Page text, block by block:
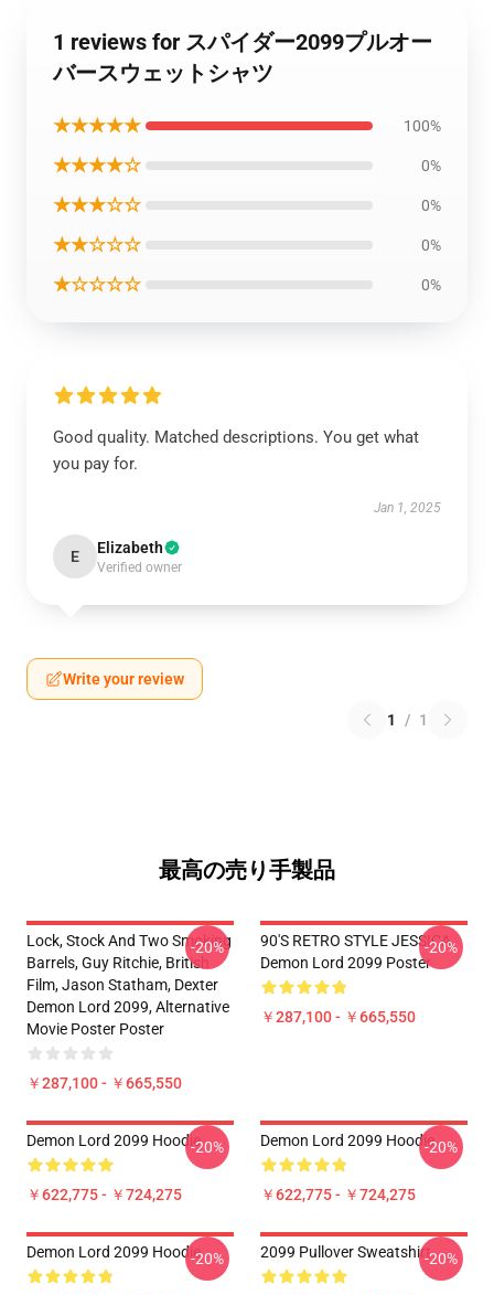
1 reviews for スパイダー2099プルオー
バースウェットシャツ
★★★★★ 100%
★★★★☆ 0%
★★★☆☆ 0%
★★☆☆☆ 0%
★☆☆☆☆ 0%
Good quality. Matched descriptions. You get what
you pay for.
Jan 1, 2025
E Elizabeth
Verified owner
Write your review
1 / 1
最高の売り手製品
Lock, Stock And Two Smoking
Barrels, Guy Ritchie, British
Film, Jason Statham, Dexter
Demon Lord 2099, Alternative
Movie Poster Poster
￥287,100 - ￥665,550
-20%
90'S RETRO STYLE JESSICA
Demon Lord 2099 Poster
￥287,100 - ￥665,550
-20%
Demon Lord 2099 Hoodie
￥622,775 - ￥724,275
-20% Demon Lord 2099 Hoodie
￥622,775 - ￥724,275
-20%
Demon Lord 2099 Hoodie-20% 2099 Pullover Sweatshirt-20%